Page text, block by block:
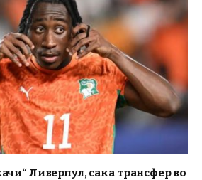
Ливерпул, сака трансфер во